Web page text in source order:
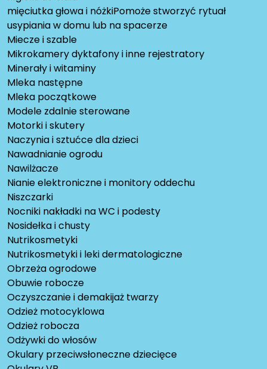
mięciutka głowa i nóżkiPomoże stworzyć rytuał
usypiania w domu lub na spacerze
Miecze i szable
Mikrokamery dyktafony i inne rejestratory
Minerały i witaminy
Mleka następne
Mleka początkowe
Modele zdalnie sterowane
Motorki i skutery
Naczynia i sztućce dla dzieci
Nawadnianie ogrodu
Nawilżacze
Nianie elektroniczne i monitory oddechu
Niszczarki
Nocniki nakładki na WC i podesty
Nosidełka i chusty
Nutrikosmetyki
Nutrikosmetyki i leki dermatologiczne
Obrzeża ogrodowe
Obuwie robocze
Oczyszczanie i demakijaż twarzy
Odzież motocyklowa
Odzież robocza
Odżywki do włosów
Okulary przeciwsłoneczne dziecięce